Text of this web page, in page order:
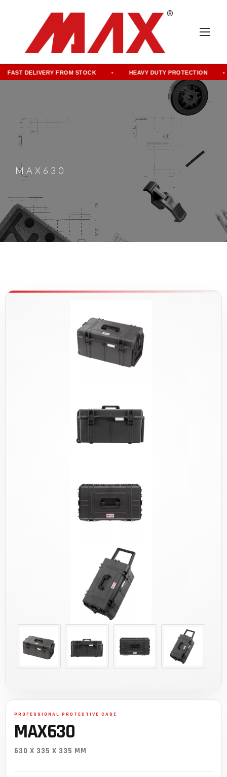
FAST DELIVERY FROM STOCK HEAVY DUTY PROTECTION
MAX630
MAX630
630 X 335 X 335 MM